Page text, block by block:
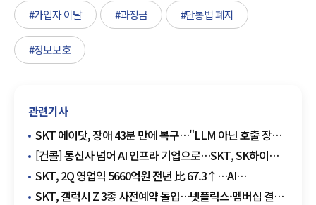
#가입자 이탈 #과징금 #단통법 폐지
#정보보호
관련기사
SKT 에이닷, 장애 43분 만에 복구…"LLM 아닌 호출 장비
오류"
[컨콜] 통신사 넘어 AI 인프라 기업으로…SKT, SK하이퍼
앞세워 데이터센터 주도권 경쟁
SKT, 2Q 영업익 5660억원 전년 比 67.3↑…AI
데이터센터가 만든 새 성장축
SKT, 갤럭시 Z 3종 사전예약 돌입…넷플릭스·멤버십 결합